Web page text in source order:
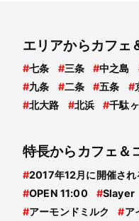
エリアからカフェ
#七条 #三条 #中之島
#九条 #二条 #五条 #
#北大路 #北浜 #千駄
特長からカフェ＆
#2017年12月に開催され
#OPEN 11:00 #Slayer
#アーモンドミルク #ア